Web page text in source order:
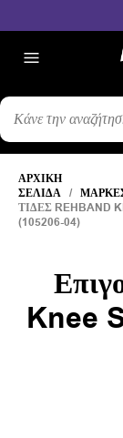
ΑΝΑΖΉΤΗΣΗ
ΠΡΟΪΌΝΤΩΝ
ΑΡΧΙΚΉ
ΣΕΛΊΔΑ /
ΤΊΔΕΣ REHBAND
(105206-04)
Knee